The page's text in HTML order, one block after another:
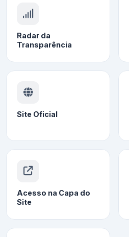
Radar da
Transparência
Site Oficial
Acesso na Capa do
Site